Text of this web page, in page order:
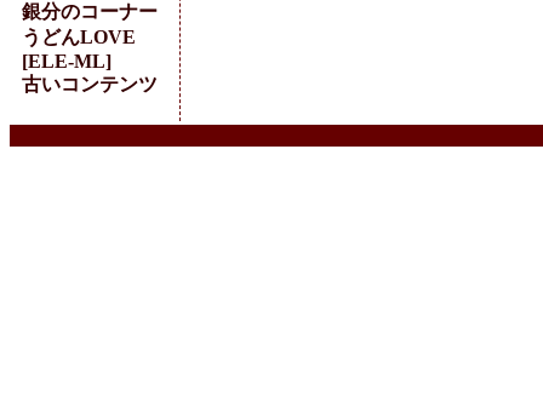
銀分のコーナー
うどんLOVE
[ELE-ML]
古いコンテンツ